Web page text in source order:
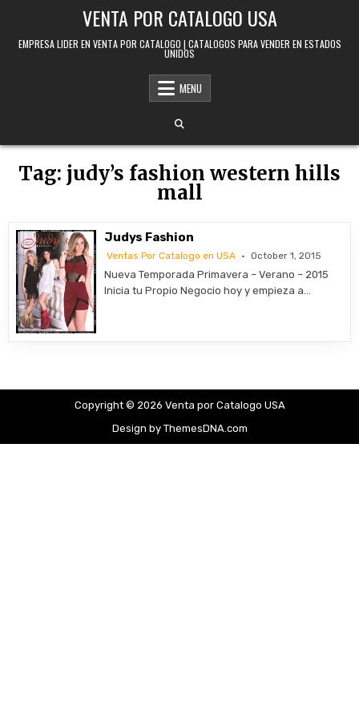
VENTA POR CATALOGO USA
EMPRESA LIDER EN VENTA POR CATALOGO | CATALOGOS PARA VENDER EN ESTADOS
UNIDOS
MENU
Tag: judy’s fashion western hills
mall
Judys Fashion
Ventas Por Catalogo en USA October 1, 2015
Nueva Temporada Primavera – Verano – 2015
Inicia tu Propio Negocio hoy y empieza a…
Copyright © 2026 Venta por Catalogo USA
Design by ThemesDNA.com